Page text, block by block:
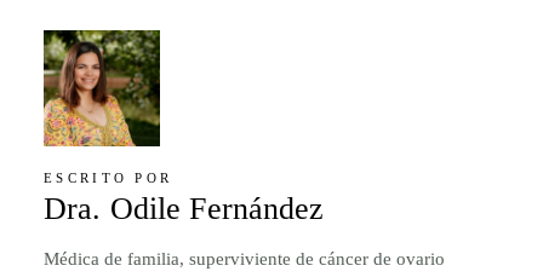
ESCRITO POR
Dra. Odile Fernández
Médica de familia, superviviente de cáncer de ovario